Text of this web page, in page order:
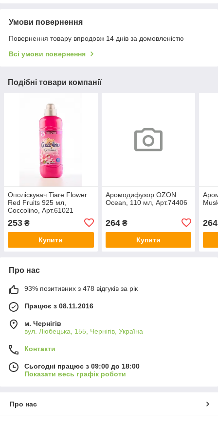
Умови повернення
Повернення товару впродовж 14 днів за домовленістю
Всі умови повернення
Подібні товари компанії
Ополіскувач Tiare Flower
Red Fruits 925 мл,
Coccolino, Арт.61021
253 ₴
Купити
Аромодифузор OZON
Ocean, 110 мл, Арт.74406
264₴
Купити
264
Про нас
93% позитивних з 478 відгуків за рік
Працює з 08.11.2016
м. Чернігів
вул. Любецька, 155, Чернігів, Україна
Контакти
Сьогодні працює з 09:00 до 18:00
Показати весь графік роботи
Про нас